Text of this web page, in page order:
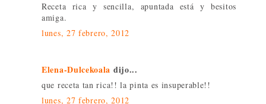
Receta rica y sencilla, apuntada está y besitos
amiga.
lunes, 27 febrero, 2012
Elena-Dulcekoala dijo...
que receta tan rica!! la pinta es insuperable!!
lunes, 27 febrero, 2012